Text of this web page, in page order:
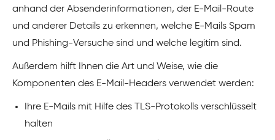
anhand der Absenderinformationen, der E-Mail-Route
und anderer Details zu erkennen, welche E-Mails Spam
und Phishing-Versuche sind und welche legitim sind.
Außerdem hilft Ihnen die Art und Weise, wie die
Komponenten des E-Mail-Headers verwendet werden:
Ihre E-Mails mit Hilfe des TLS-Protokolls verschlüsselt
halten